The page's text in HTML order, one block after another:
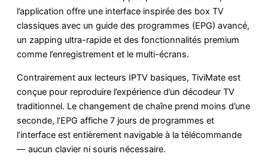
l’application offre une interface inspirée des box TV
classiques avec un guide des programmes (EPG) avancé,
un zapping ultra-rapide et des fonctionnalités premium
comme l’enregistrement et le multi-écrans.
Contrairement aux lecteurs IPTV basiques, TiviMate est
conçue pour reproduire l’expérience d’un décodeur TV
traditionnel. Le changement de chaîne prend moins d’une
seconde, l’EPG affiche 7 jours de programmes et
l’interface est entièrement navigable à la télécommande
— aucun clavier ni souris nécessaire.